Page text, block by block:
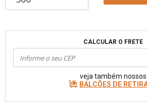
CALCULAR O FRETE
veja também nossos
BALCÕES DE